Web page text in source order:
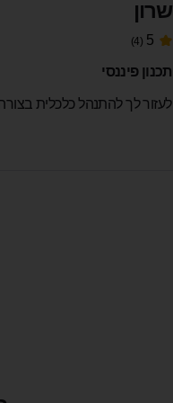
שרון
5
(4)
תכנון פיננסי
לעזור לך להתנהל כלכלית